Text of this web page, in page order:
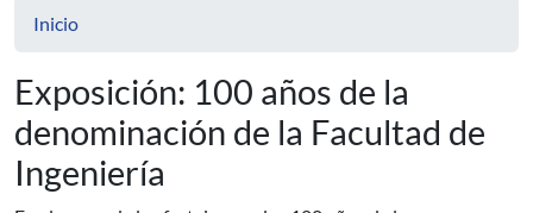
Inicio
Exposición: 100 años de la
denominación de la Facultad de
Ingeniería